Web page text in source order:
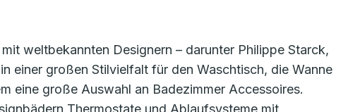
weltbekannten Designern – darunter Philippe Starck,
einer großen Stilvielfalt für den Waschtisch, die Wanne
eine große Auswahl an Badezimmer Accessoires.
Thermostate und Ablaufsysteme mit